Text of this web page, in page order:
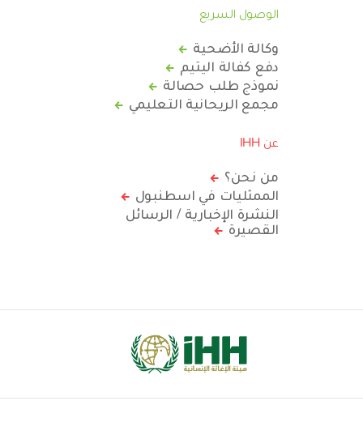
الوصول السريع
وكالة الأضحية
دفع كفالة اليتيم
نموذج طلب حصالة
مجمع الريحانية التعليمي
عن IHH
من نحن؟
الممثليات في اسطنبول
النشرة الإخبارية / الرسائل
القصيرة